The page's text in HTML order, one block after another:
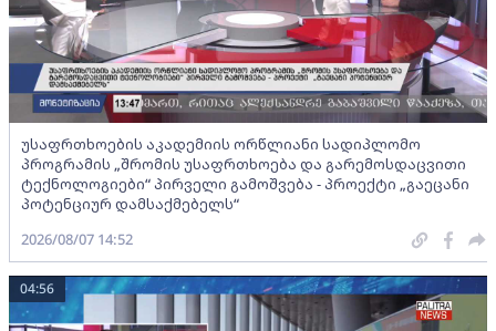
უსაფრთხოების აკადემიის ორწლიანი სადიპლომო
პროგრამის „შრომის უსაფრთხოება და გარემოსდაცვითი
ტექნოლოგიები“ პირველი გამოშვება - პროექტი „გაეცანი
პოტენციურ დამსაქმებელს“
2026/08/07 14:52
04:56